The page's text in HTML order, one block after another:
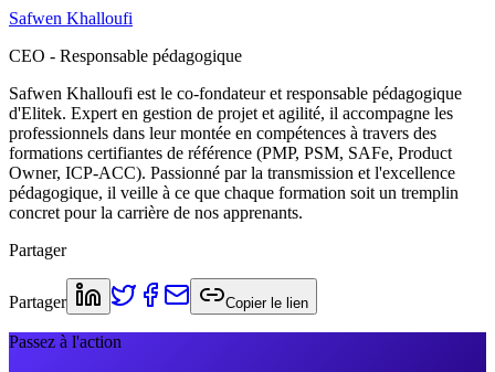
Safwen Khalloufi
CEO - Responsable pédagogique
Safwen Khalloufi est le co-fondateur et responsable pédagogique
d'Elitek. Expert en gestion de projet et agilité, il accompagne les
professionnels dans leur montée en compétences à travers des
formations certifiantes de référence (PMP, PSM, SAFe, Product
Owner, ICP-ACC). Passionné par la transmission et l'excellence
pédagogique, il veille à ce que chaque formation soit un tremplin
concret pour la carrière de nos apprenants.
Partager
Partager Copier le lien
Passez à l'action